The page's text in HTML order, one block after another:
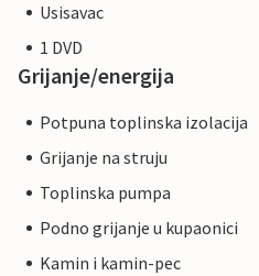
Usisavac
1 DVD
Grijanje/energija
Potpuna toplinska izolacija
Grijanje na struju
Toplinska pumpa
Podno grijanje u kupaonici
Kamin i kamin-pec